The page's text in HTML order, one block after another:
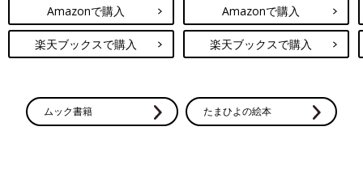
Amazonで購入
楽天ブックスで購入
Amazonで購入
楽天ブックスで購入
ムック書籍 たまひよの絵本